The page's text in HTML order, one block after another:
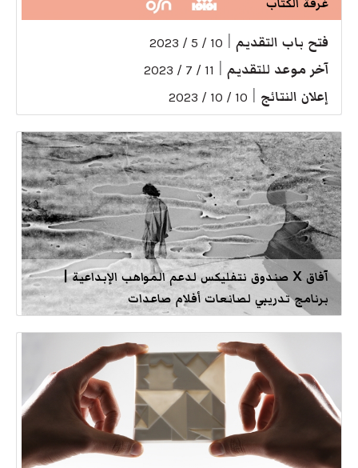
فتح باب التقديم 10 / 5 / 2023
آخر موعد للتقديم 11 / 7 / 2023
إعلان النتائج 10 / 10 / 2023
آفاق X صندوق نتفليكس لدعم المواهب الإبداعية |
برنامج تدريبي لصانعات أفلام صاعدات